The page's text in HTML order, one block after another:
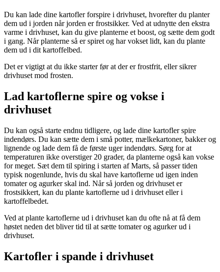
Du kan lade dine kartofler forspire i drivhuset, hvorefter du planter
dem ud i jorden når jorden er frostsikker. Ved at udnytte den ekstra
varme i drivhuset, kan du give planterne et boost, og sætte dem godt
i gang. Når planterne så er spiret og har vokset lidt, kan du plante
dem ud i dit kartoffelbed.
Det er vigtigt at du ikke starter før at der er frostfrit, eller sikrer
drivhuset mod frosten.
Lad kartoflerne spire og vokse i
drivhuset
Du kan også starte endnu tidligere, og lade dine kartofler spire
indendørs. Du kan sætte dem i små potter, mælkekartoner, bakker og
lignende og lade dem få de første uger indendørs. Sørg for at
temperaturen ikke overstiger 20 grader, da planterne også kan vokse
for meget. Sæt dem til spiring i starten af Marts, så passer tiden
typisk nogenlunde, hvis du skal have kartoflerne ud igen inden
tomater og agurker skal ind. Når så jorden og drivhuset er
frostsikkert, kan du plante kartoflerne ud i drivhuset eller i
kartoffelbedet.
Ved at plante kartoflerne ud i drivhuset kan du ofte nå at få dem
høstet neden det bliver tid til at sætte tomater og agurker ud i
drivhuset.
Kartofler i spande i drivhuset